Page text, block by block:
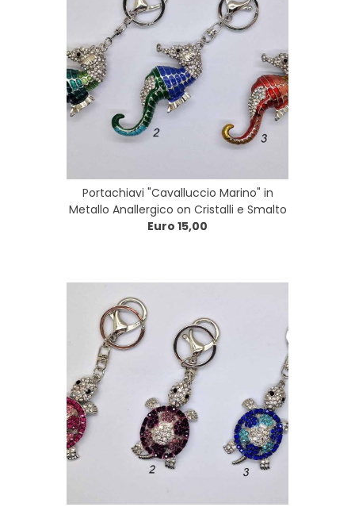
Portachiavi "Cavalluccio Marino" in
Metallo Anallergico on Cristalli e Smalto
Euro 15,00